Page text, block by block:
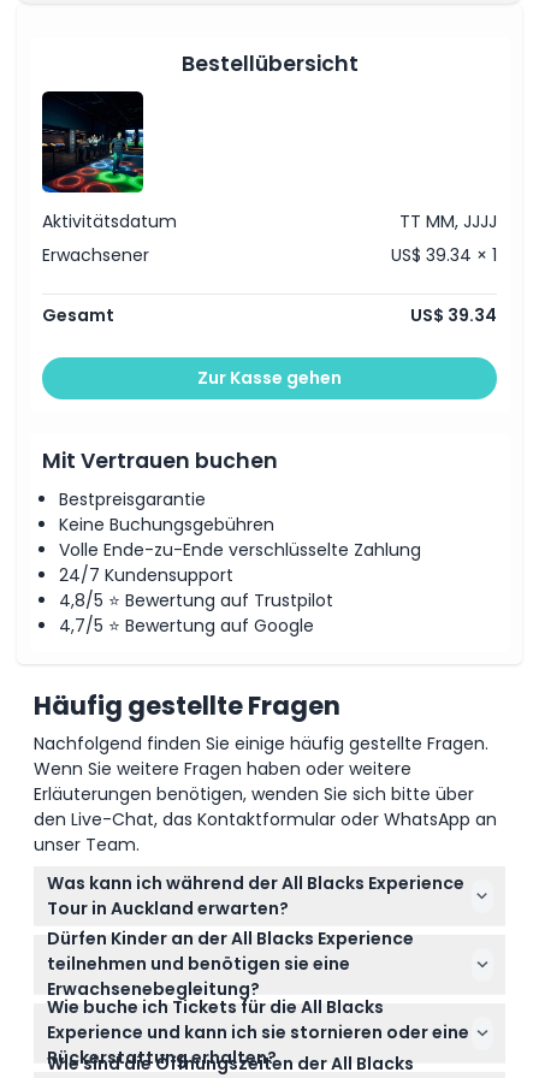
Inklusivleistungen
Richtlinie für Kinder und Erwachsene
Ausschlüsse
Öffnungszeiten
Ort
So lösen Sie ein
Kleiderordnung
Stornierungsbedingungen
Bestellübersicht
Aktivitätsdatum
TT MM, JJJJ
Erwachsener
US$ 39.34 × 1
Gesamt US$ 39.34
Zur Kasse gehen
Mit Vertrauen buchen
Bestpreisgarantie
Keine Buchungsgebühren
Volle Ende-zu-Ende verschlüsselte Zahlung
24/7 Kundensupport
4,8/5 ⭐ Bewertung auf Trustpilot
4,7/5 ⭐ Bewertung auf Google
Häufig gestellte Fragen
Nachfolgend finden Sie einige häufig gestellte Fragen.
Wenn Sie weitere Fragen haben oder weitere
Erläuterungen benötigen, wenden Sie sich bitte über
den Live-Chat, das Kontaktformular oder WhatsApp an
unser Team.
Was kann ich während der All Blacks Experience
Tour in Auckland erwarten?
Sie genießen eine 45-50-minütige geführte Tour
durch sieben interaktive Zonen, die die Geschichte,
Kultur und den Haka der All Blacks zeigen, gefolgt
von 15 Minuten in der 'Step Up'-Rugby-Skill-
Challenge-Zone.
Dürfen Kinder an der All Blacks Experience
teilnehmen und benötigen sie eine
Erwachsenebegleitung?
Ja, Kinder im Alter von 6-14 Jahren können
teilnehmen, müssen jedoch von einem zahlenden
Erwachsenen begleitet werden, während Kinder von
Wie buche ich Tickets für die All Blacks
Experience und kann ich sie stornieren oder eine
Rückerstattung erhalten?
Wie sind die Öffnungszeiten der All Blacks